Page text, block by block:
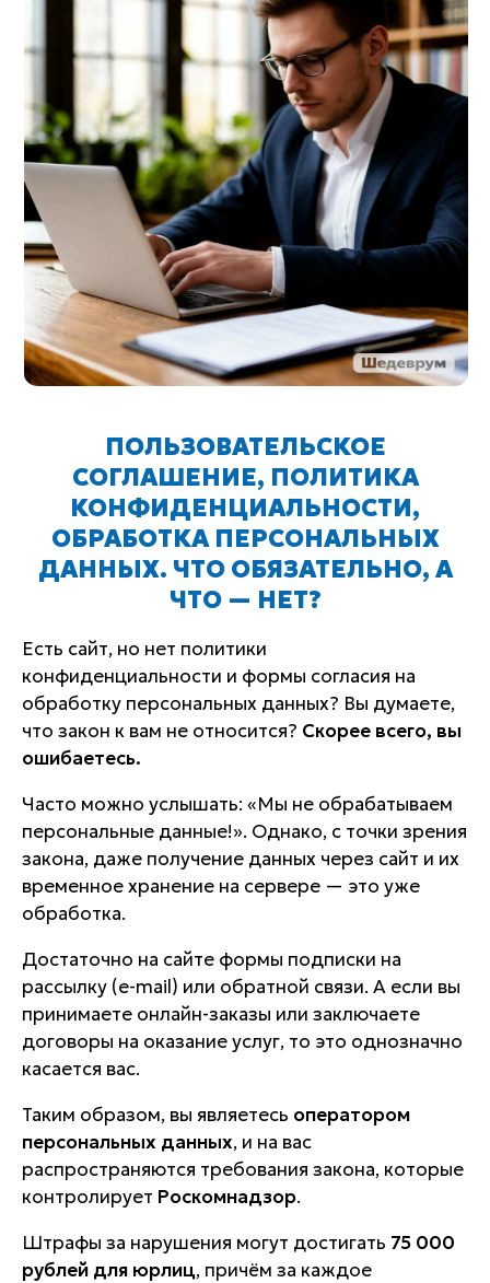
ПОЛЬЗОВАТЕЛЬСКОЕ
СОГЛАШЕНИЕ, ПОЛИТИКА
КОНФИДЕНЦИАЛЬНОСТИ,
ОБРАБОТКА ПЕРСОНАЛЬНЫХ
ДАННЫХ. ЧТО ОБЯЗАТЕЛЬНО, А
ЧТО — НЕТ?
Есть сайт, но нет политики
конфиденциальности и формы согласия на
обработку персональных данных? Вы думаете,
что закон к вам не относится? Скорее всего, вы
ошибаетесь.
Часто можно услышать: «Мы не обрабатываем
персональные данные!». Однако, с точки зрения
закона, даже получение данных через сайт и их
временное хранение на сервере — это уже
обработка.
Достаточно на сайте формы подписки на
рассылку (e-mail) или обратной связи. А если вы
принимаете онлайн-заказы или заключаете
договоры на оказание услуг, то это однозначно
касается вас.
Таким образом, вы являетесь оператором
персональных данных, и на вас
распространяются требования закона, которые
контролирует Роскомнадзор.
Штрафы за нарушения могут достигать 75 000
рублей для юрлиц, причём за каждое